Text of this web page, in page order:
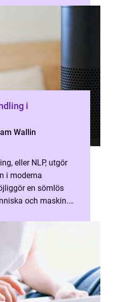
i
Wallin
eller NLP, utgör
i moderna
en sömlös
och maskin.